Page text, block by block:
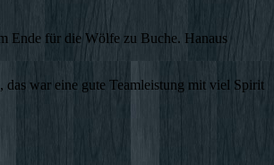
Ende für die Wölfe zu Buche. Hanaus
war eine gute Teamleistung mit viel Spirit